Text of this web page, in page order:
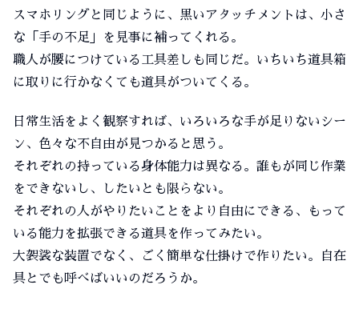
スマホリングと同じように、黒いアタッチメントは、小さ
な「手の不足」を見事に補ってくれる。
職人が腰につけている工具差しも同じだ。いちいち道具箱
に取りに行かなくても道具がついてくる。
日常生活をよく観察すれば、いろいろな手が足りないシー
ン、色々な不自由が見つかると思う。
それぞれの持っている身体能力は異なる。誰もが同じ作業
をできないし、したいとも限らない。
それぞれの人がやりたいことをより自由にできる、もって
いる能力を拡張できる道具を作ってみたい。
大袈裟な装置でなく、ごく簡単な仕掛けで作りたい。自在
具とでも呼べばいいのだろうか。